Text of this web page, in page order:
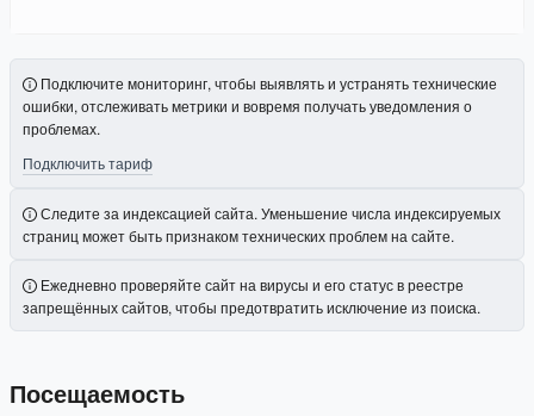
Подключите мониторинг, чтобы выявлять и устранять технические
ошибки, отслеживать метрики и вовремя получать уведомления о
проблемах.
Подключить тариф
Следите за индексацией сайта. Уменьшение числа индексируемых
страниц может быть признаком технических проблем на сайте.
Ежедневно проверяйте сайт на вирусы и его статус в реестре
запрещённых сайтов, чтобы предотвратить исключение из поиска.
Посещаемость